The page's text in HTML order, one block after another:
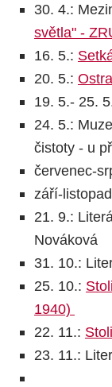
30. 4.:
světla" -
16. 5.:
20. 5.:
19. 5.- 25.
24. 5.:
čistoty - u
červenec-
září-
21. 9.:
Nováková
31. 10.:
25. 10.:
1940)
22. 11.:
23. 11.: